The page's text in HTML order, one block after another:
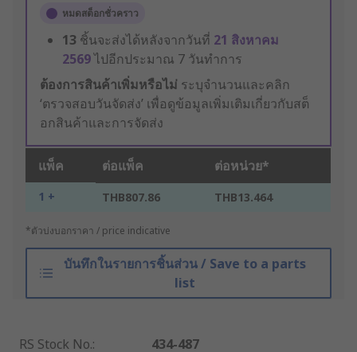
หมดสต็อกชั่วคราว
13 ชิ้นจะส่งได้หลังจากวันที่ 21 สิงหาคม
2569ไปอีกประมาณ 7 วันทำการ
ต้องการสินค้าเพิ่มหรือไม่ ระบุจำนวนและคลิก
‘ตรวจสอบวันจัดส่ง’ เพื่อดูข้อมูลเพิ่มเติมเกี่ยวกับสต็
อกสินค้าและการจัดส่ง
แพ็ค ต่อแพ็ค ต่อหน่วย*
1 + THB807.86 THB13.464
*ตัวบ่งบอกราคา / price indicative
บันทึกในรายการชิ้นส่วน / Save to a parts
list
RS Stock No.:
434-487